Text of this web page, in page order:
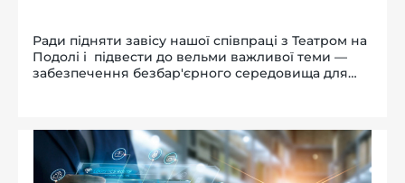
Ради підняти завісу нашої співпраці з Театром на
Подолі і підвести до вельми важливої теми —
забезпечення безбар'єрного середовища для